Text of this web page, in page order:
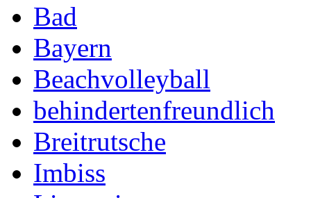
Bad
Bayern
Beachvolleyball
behindertenfreundlich
Breitrutsche
Imbiss